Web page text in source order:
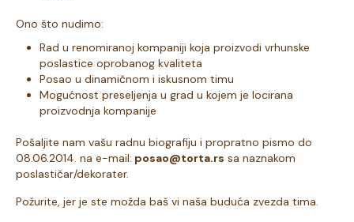
Ono što nudimo:
Rad u renomiranoj kompaniji koja proizvodi vrhunske
poslastice oprobanog kvaliteta
Posao u dinamičnom i iskusnom timu
Mogućnost preseljenja u grad u kojem je locirana
proizvodnja kompanije
Pošaljite nam vašu radnu biografiju i propratno pismo do
08.06.2014. na e-mail: posao@torta.rs sa naznakom
poslastičar/dekorater.
Požurite, jer je ste možda baš vi naša buduća zvezda tima.